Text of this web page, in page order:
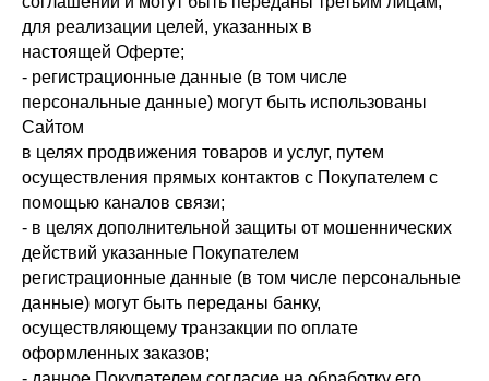
для реализации целей, указанных в
настоящей Оферте;
- регистрационные данные (в том числе
персональные данные) могут быть использованы
Сайтом
в целях продвижения товаров и услуг, путем
осуществления прямых контактов с Покупателем с
помощью каналов связи;
- в целях дополнительной защиты от мошеннических
действий указанные Покупателем
регистрационные данные (в том числе персональные
данные) могут быть переданы банку,
осуществляющему транзакции по оплате
оформленных заказов;